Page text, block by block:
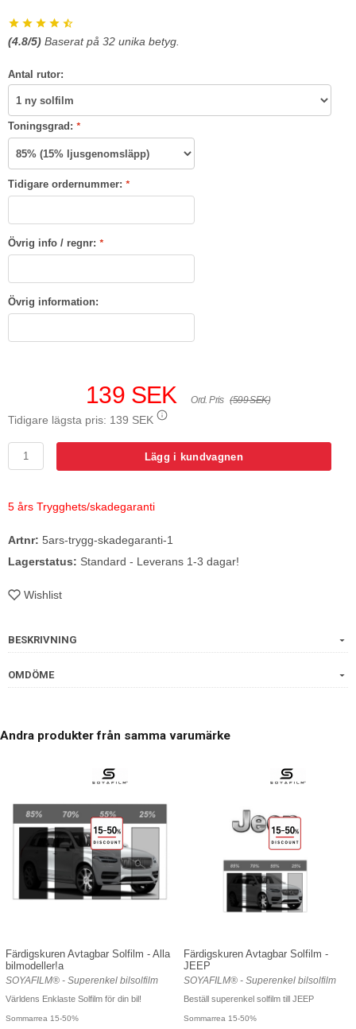
(4.8/5) Baserat på 32 unika betyg.
Antal rutor:
Toningsgrad: *
Tidigare ordernummer: *
Övrig info / regnr: *
Övrig information:
139 SEK Ord. Pris (599 SEK)
Tidigare lägsta pris: 139 SEK
Lägg i kundvagnen
5 års Trygghets/skadegaranti
Artnr: 5ars-trygg-skadegaranti-1
Lagerstatus: Standard - Leverans 1-3 dagar!
Wishlist
BESKRIVNING
OMDÖME
Andra produkter från samma varumärke
Färdigskuren Avtagbar Solfilm - Alla
bilmodeller!a
SOYAFILM® - Superenkel bilsolfilm
Världens Enklaste Solfilm för din bil!
Sommarrea 15-50%
Färdigskuren Avtagbar Solfilm -
JEEP
SOYAFILM® - Superenkel bilsolfilm
Beställ superenkel solfilm till JEEP
Sommarrea 15-50%